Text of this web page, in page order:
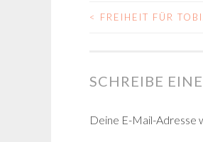
< FREIHEIT FÜR
SCHREIBE
Deine E-Mail-Adresse